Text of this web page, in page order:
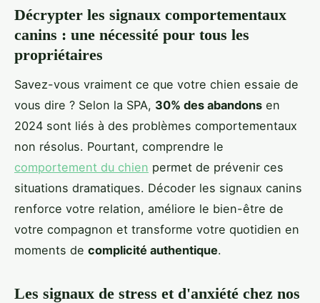
Décrypter les signaux comportementaux
canins : une nécessité pour tous les
propriétaires
Savez-vous vraiment ce que votre chien essaie de
vous dire ? Selon la SPA, 30% des abandons en
2024 sont liés à des problèmes comportementaux
non résolus. Pourtant, comprendre le
comportement du chien permet de prévenir ces
situations dramatiques. Décoder les signaux canins
renforce votre relation, améliore le bien-être de
votre compagnon et transforme votre quotidien en
moments de complicité authentique.
Les signaux de stress et d'anxiété chez nos